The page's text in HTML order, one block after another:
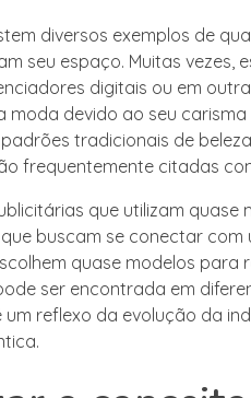
diversos exemplos de
seu espaço. Muitas vezes,
digitais ou em
devido ao seu carisma
tradicionais de
frequentemente citadas
que utilizam
buscam se conectar
quase modelos para
ser encontrada em
reflexo da evolução da